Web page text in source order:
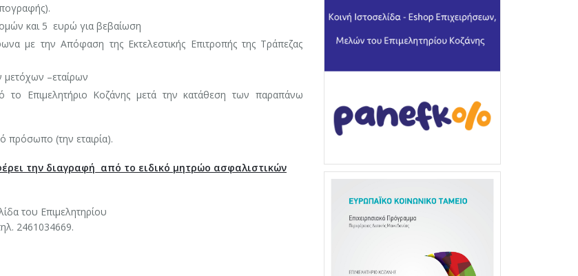
και 5 ευρώ για βεβαίωση
με την Απόφαση της Εκτελεστικής Επιτροπής της Τράπεζας
μετόχων –εταίρων
το Επιμελητήριο Κοζάνης μετά την κατάθεση των παραπάνω
πρόσωπο (την εταιρία).
την διαγραφή από το ειδικό μητρώο ασφαλιστικών
του Επιμελητηρίου
2461034669.